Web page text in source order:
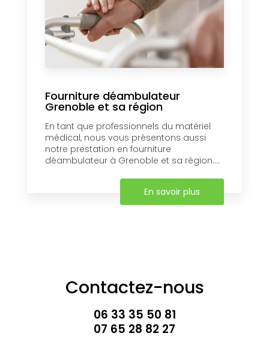
Fourniture déambulateur
Grenoble et sa région
En tant que professionnels du matériel
médical, nous vous présentons aussi
notre prestation en fourniture
déambulateur à Grenoble et sa région....
En savoir plus
Contactez-nous
06 33 35 50 81
07 65 28 82 27